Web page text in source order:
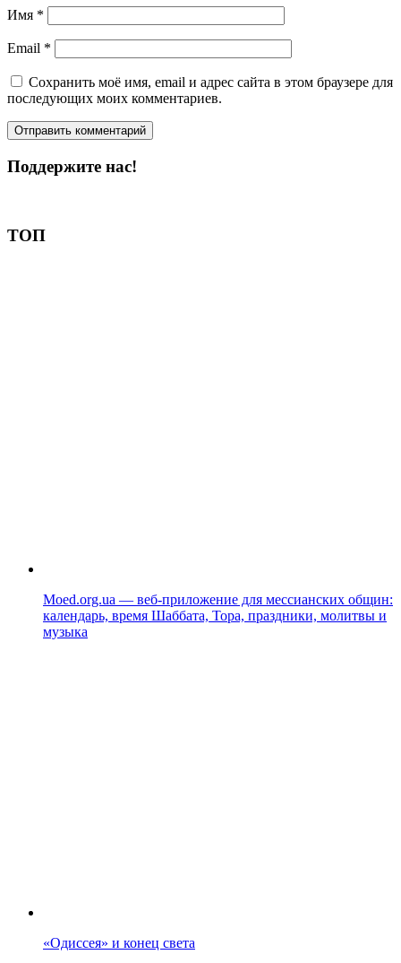
Имя *
Email *
Сохранить моё имя, email и адрес сайта в этом браузере для
последующих моих комментариев.
Поддержите нас!
ТОП
Moed.org.ua — веб-приложение для мессианских общин:
календарь, время Шаббата, Тора, праздники, молитвы и
музыка
«Одиссея» и конец света